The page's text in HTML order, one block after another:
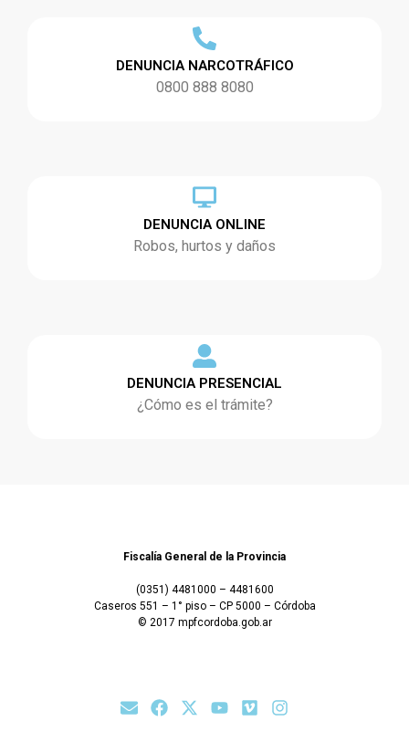
DENUNCIA NARCOTRÁFICO
0800 888 8080
DENUNCIA ONLINE
Robos, hurtos y daños
DENUNCIA PRESENCIAL
¿Cómo es el trámite?
Fiscalía General de la Provincia
(0351) 4481000 – 4481600
Caseros 551 – 1° piso – CP 5000 – Córdoba
© 2017 mpfcordoba.gob.ar